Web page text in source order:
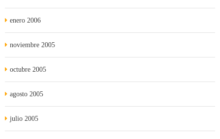
enero 2006
noviembre 2005
octubre 2005
agosto 2005
julio 2005